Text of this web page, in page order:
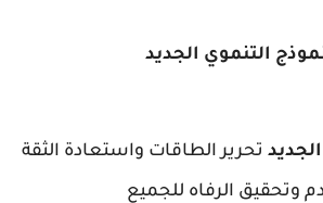
الجديد
الطاقات واستعادة الثقة
الرفاه للجميع